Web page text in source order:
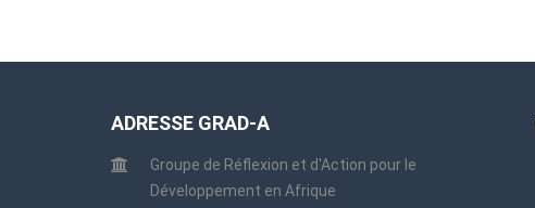
ADRESSE GRAD-A
Groupe de Réflexion et d'Action pour le
Développement en Afrique